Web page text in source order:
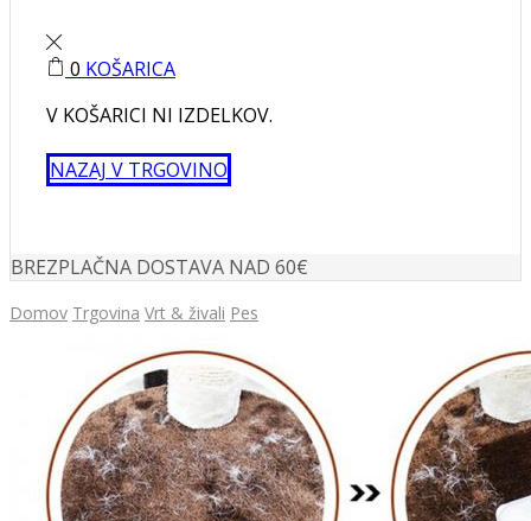
0 KOŠARICA
V KOŠARICI NI IZDELKOV.
NAZAJ V TRGOVINO
BREZPLAČNA DOSTAVA NAD 60€
Domov Trgovina Vrt & živali Pes